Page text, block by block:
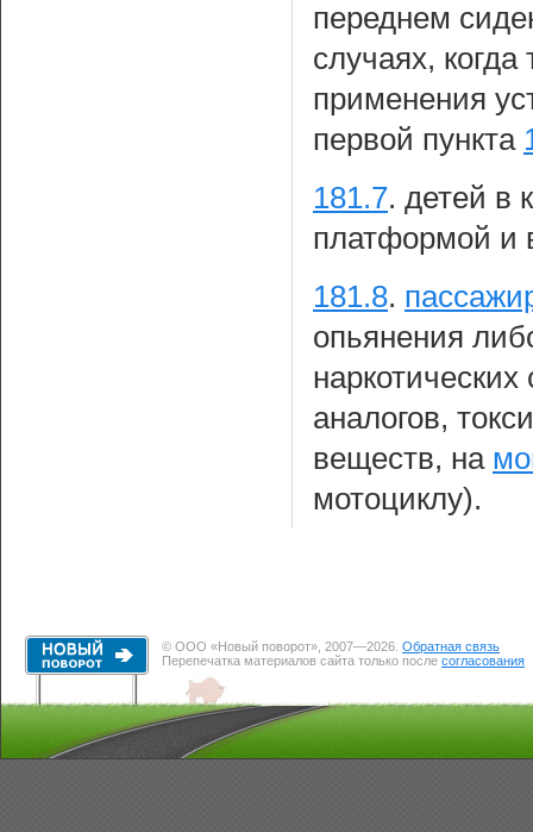
переднем
случаях, когда
применения
первой пункта
181.7. детей в
платформой и
181.8.
опьянения
аналогов,
веществ, на
мотоциклу).
© ООО «Новый поворот», 2007—2026. Обратная связь
Перепечатка материалов сайта только после согласования